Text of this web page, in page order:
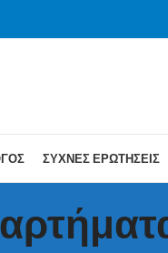
ΣΥΧΝΕΣ ΕΡΩΤΗΣΕΙΣ